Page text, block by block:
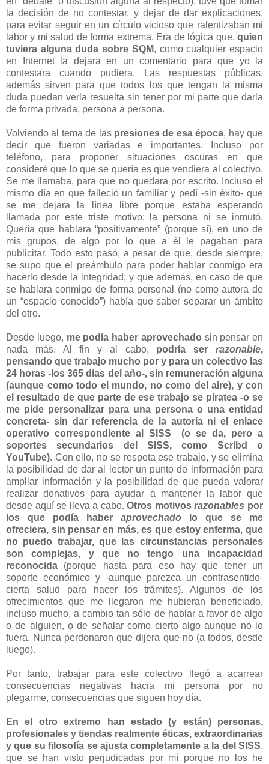
la decisión de no contestar, y dejar de dar explicaciones,
para evitar seguir en un círculo vicioso que ralentizaban mi
labor y mi salud de forma extrema. Era de lógica que, quien
tuviera alguna duda sobre SQM, como cualquier espacio
en Internet la dejara en un comentario para que yo la
contestara cuando pudiera. Las respuestas públicas,
además sirven para que todos los que tengan la misma
duda puedan verla resuelta sin tener por mi parte que darla
de forma privada, persona a persona.
Volviendo al tema de las presiones de esa época, hay que
decir que fueron variadas e importantes. Incluso por
teléfono, para proponer situaciones oscuras en que
consideré que lo que se quería es que vendiera al colectivo.
Se me llamaba, para que no quedara por escrito. Incluso el
mismo día en que falleció un familiar y pedí -sin éxito- que
se me dejara la línea libre porque estaba esperando
llamada por este triste motivo: la persona ni se inmutó.
Quería que hablara “positivamente” (porque sí), en uno de
mis grupos, de algo por lo que a él le pagaban para
publicitar. Todo esto pasó, a pesar de que, desde siempre,
se supo que el preámbulo para poder hablar conmigo era
hacerlo desde la integridad; y que además, en caso de que
se hablara conmigo de forma personal (no como autora de
un “espacio conocido”) había que saber separar un ámbito
del otro.
Desde luego, me podía haber aprovechado sin pensar en
nada más. Al fin y al cabo, podría serrazonable,
pensando que trabajo mucho por y para un colectivo las
24 horas -los 365 días del año-, sin remuneración alguna
(aunque como todo el mundo, no como del aire), y con
el resultado de que parte de ese trabajo se piratea -o se
me pide personalizar para una persona o una entidad
concreta- sin dar referenciade la autoría ni el enlace
operativo correspondiente al SISS (o se da, pero a
soportes secundarios del SISS, como Scribd o
YouTube). Con ello, no se respeta ese trabajo, y se elimina
la posibilidad de dar al lector un punto de información para
ampliar información y la posibilidad de que pueda valorar
realizar donativos para ayudar a mantener la labor que
desde aquí se lleva a cabo.Otros motivosrazonables por
los que podía haber aprovechado lo que se me
ofreciera, sin pensar en más, es que estoy enferma, que
no puedo trabajar, que las circunstancias personales
son complejas, y que no tengo una incapacidad
reconocida (porque hasta para eso hay que tener un
soporte económico y -aunque parezca un contrasentido-
cierta salud para hacer los trámites). Algunos de los
ofrecimientos que me llegaron me hubieran beneficiado,
incluso mucho, a cambio tan sólo de hablar a favor de algo
o de alguien, o de señalar como cierto algo aunque no lo
fuera. Nunca perdonaron que dijera que no (a todos, desde
luego).
Por tanto, trabajar para este colectivo llegó a acarrear
consecuencias negativas hacia mi persona por no
plegarme, consecuencias que siguen hoy día.
En el otro extremo han estado (y están) personas,
profesionales y tiendas realmente éticas, extraordinarias
y que su filosofía se ajusta completamente a la del SISS,
que se han visto perjudicadas por mí porque no los he